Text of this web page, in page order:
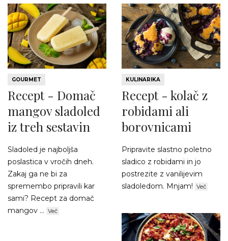
GOURMET
Recept - Domač
mangov sladoled
iz treh sestavin
Sladoled je najboljša
poslastica v vročih dneh.
Zakaj ga ne bi za
spremembo pripravili kar
sami? Recept za domač
mangov ... Več
KULINARIKA
Recept - kolač z
robidami ali
borovnicami
Pripravite slastno poletno
sladico z robidami in jo
postrezite z vanilijevim
sladoledom. Mnjam! Več